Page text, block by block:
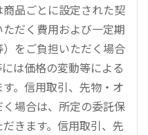
品ごとに設定された契
だく費用および一定期
をご負担いただく場合
は価格の変動等による
。信用取引、先物・オ
場合は、所定の委託保
きます。信用取引、先